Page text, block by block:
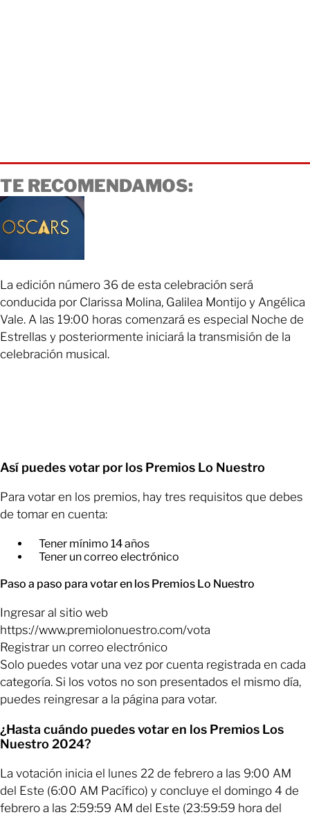
TE RECOMENDAMOS:
La edición número 36 de esta celebración será
conducida por Clarissa Molina, Galilea Montijo y Angélica
Vale. A las 19:00 horas comenzará es especial Noche de
Estrellas y posteriormente iniciará la transmisión de la
celebración musical.
Así puedes votar por los Premios Lo Nuestro
Para votar en los premios, hay tres requisitos que debes
de tomar en cuenta:
Tener mínimo 14 años
Tener un correo electrónico
Paso a paso para votar en los Premios Lo Nuestro
Ingresar al sitio web
https://www.premiolonuestro.com/vota
​Registrar un correo electrónico
​Solo puedes votar una vez por cuenta registrada en cada
categoría. Si los votos no son presentados el mismo día,
puedes reingresar a la página para votar.
¿Hasta cuándo puedes votar en los Premios Los
Nuestro 2024?
La votación inicia el lunes 22 de febrero a las 9:00 AM
del Este (6:00 AM Pacífico) y concluye el domingo 4 de
febrero a las 2:59:59 AM del Este (23:59:59 hora del